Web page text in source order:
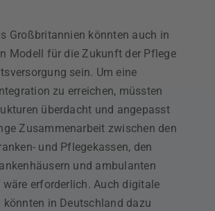
Großbritannien könnten auch in
Modell für die Zukunft der Pflege
sein. Um eine
zu erreichen, müssten
überdacht und angepasst
Zusammenarbeit zwischen den
und Pflegekassen, den
und ambulanten
wäre erforderlich. Auch digitale
könnten in Deutschland dazu